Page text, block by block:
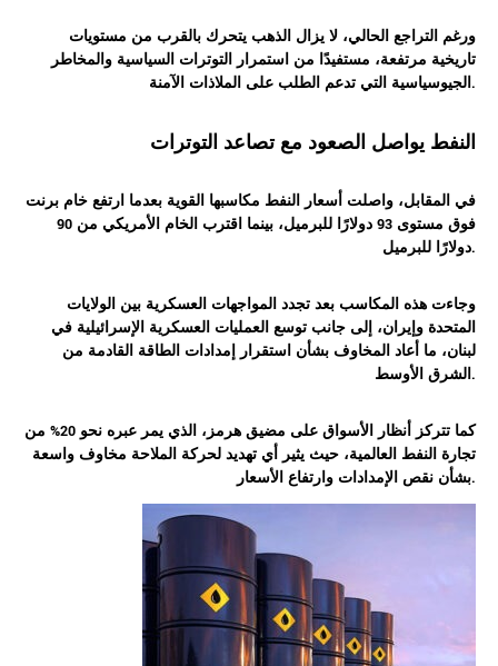
ورغم التراجع الحالي، لا يزال الذهب يتحرك بالقرب من مستويات
تاريخية مرتفعة، مستفيدًا من استمرار التوترات السياسية والمخاطر
الجيوسياسية التي تدعم الطلب على الملاذات الآمنة.
النفط يواصل الصعود مع تصاعد التوترات
في المقابل، واصلت أسعار النفط مكاسبها القوية بعدما ارتفع خام برنت
فوق مستوى 93 دولارًا للبرميل، بينما اقترب الخام الأمريكي من 90
دولارًا للبرميل.
وجاءت هذه المكاسب بعد تجدد المواجهات العسكرية بين الولايات
المتحدة وإيران، إلى جانب توسع العمليات العسكرية الإسرائيلية في
لبنان، ما أعاد المخاوف بشأن استقرار إمدادات الطاقة القادمة من
الشرق الأوسط.
كما تتركز أنظار الأسواق على مضيق هرمز، الذي يمر عبره نحو 20% من
تجارة النفط العالمية، حيث يثير أي تهديد لحركة الملاحة مخاوف واسعة
بشأن نقص الإمدادات وارتفاع الأسعار.